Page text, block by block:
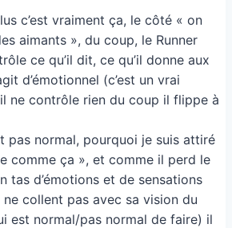
c’est vraiment ça, le côté « on
aimants », du coup, le Runner
ce qu’il dit, ce qu’il donne aux
d’émotionnel (c’est un vrai
ne contrôle rien du coup il flippe à
pas normal, pourquoi je suis attiré
comme ça », et comme il perd le
tas d’émotions et de sensations
collent pas avec sa vision du
est normal/pas normal de faire) il